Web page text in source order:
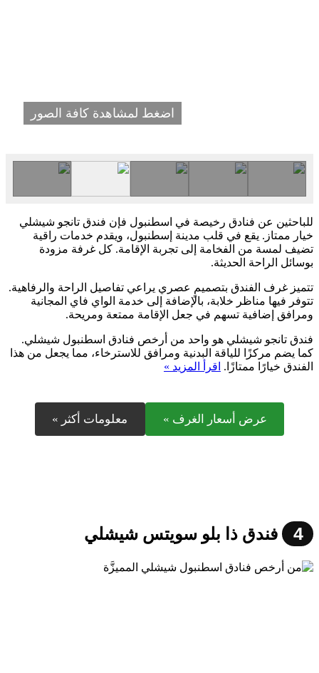
اضغط لمشاهدة كافة الصور
للباحثين عن فنادق رخيصة في اسطنبول فإن فندق تانجو شيشلي
خيار ممتاز. يقع في قلب مدينة إسطنبول، ويقدم خدمات راقية
تضيف لمسة من الفخامة إلى تجربة الإقامة. كل غرفة مزودة
بوسائل الراحة الحديثة.
تتميز غرف الفندق بتصميمٍ عصري يراعي تفاصيل الراحة والرفاهية.
تتوفر فيها مناظر خلابة، بالإضافة إلى خدمة الواي فاي المجانية
ومرافق إضافية تسهم في جعل الإقامة ممتعة ومريحة.
فندق تانجو شيشلي هو واحد من أرخص فنادق اسطنبول شيشلي.
كما يضم مركزًا للياقة البدنية ومرافق للاسترخاء، مما يجعل من هذا
الفندق خيارًا ممتازًا. اقرأ المزيد »
عرض أسعار الغرف » معلومات أكثر »
4 فندق ذا بلو سويتس شيشلي